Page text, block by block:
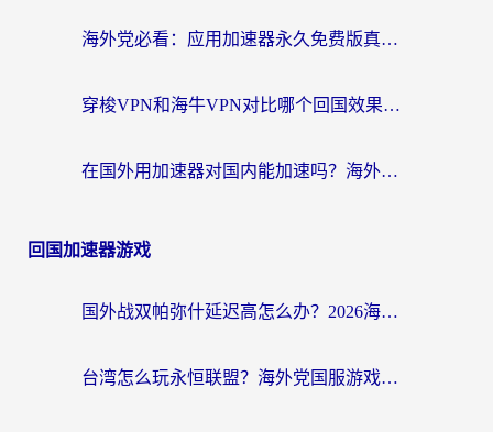
海外党必看：应用加速器永久免费版真的存在吗？教你选对回国加速器无缝刷国内资源
穿梭VPN和海牛VPN对比哪个回国效果更好？海外华人亲测3款热门加速器+避坑指南
在国外用加速器对国内能加速吗？海外党亲测有效的无缝访问指南
回国加速器游戏
国外战双帕弥什延迟高怎么办？2026海外畅玩国服游戏终极指南（附实测工具推荐）
台湾怎么玩永恒联盟？海外党国服游戏加速器选择全攻略（附3大热门游戏实测）